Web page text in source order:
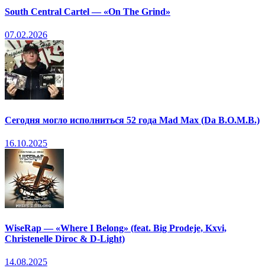
South Central Cartel — «On The Grind»
07.02.2026
Сегодня могло исполниться 52 года Mad Max (Da B.O.M.B.)
16.10.2025
WiseRap — «Where I Belong» (feat. Big Prodeje, Kxvi,
Christenelle Diroc & D-Light)
14.08.2025